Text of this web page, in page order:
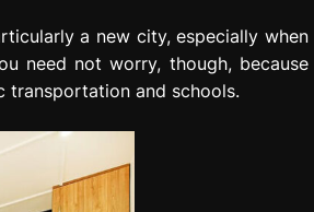
a new city, especially when
need not worry, though, because
transportation and schools.